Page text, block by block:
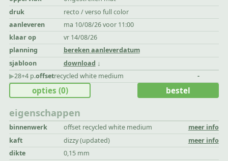
druk
recto / verso full color
aanleveren
ma 10/08/26 voor 11:00
klaar op
vr 14/08/26
planning
bereken aanleverdatum
sjabloon
download
▶︎28+4 p.offsetrecycled white medium -
eigenschappen
binnenwerk offset recycled white medium
meer info
kaft
dizzy (updated)
meer info
dikte
0,15 mm
opties (0) bestel